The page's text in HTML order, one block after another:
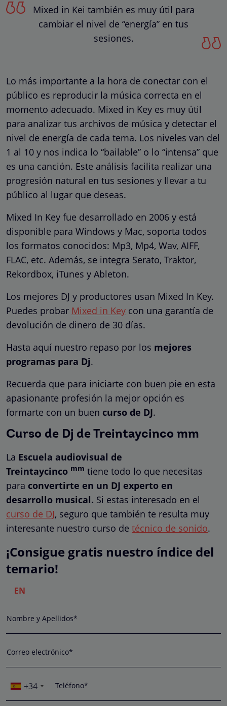
Mixed in Kei también es muy útil para
cambiar el nivel de “energía” en tus
sesiones.
Lo más importante a la hora de conectar con el
público es reproducir la música correcta en el
momento adecuado. Mixed in Key es muy útil
para analizar tus archivos de música y detectar el
nivel de energía de cada tema. Los niveles van del
1 al 10 y nos indica lo “bailable” o lo “intensa” que
es una canción. Este análisis facilita realizar una
progresión natural en tus sesiones y llevar a tu
público al lugar que deseas.
Mixed In Key fue desarrollado en 2006 y está
disponible para Windows y Mac, soporta todos
los formatos conocidos: Mp3, Mp4, Wav, AIFF,
FLAC, etc. Además, se integra Serato, Traktor,
Rekordbox, iTunes y Ableton.
Los mejores DJ y productores usan Mixed In Key.
Puedes probar Mixed in Key con una garantía de
devolución de dinero de 30 días.
Hasta aquí nuestro repaso por los mejores
programas para Dj.
Recuerda que para iniciarte con buen pie en esta
apasionante profesión la mejor opción es
formarte con un buen curso de DJ.
Curso de Dj de Treintaycinco mm
La Escuela audiovisual de
Treintaycinco mm tiene todo lo que necesitas
para convertirte en un DJ experto en
desarrollo musical. Si estas interesado en el
curso de DJ, seguro que también te resulta muy
interesante nuestro curso de técnico de sonido.
¡Consigue gratis nuestro índice del
temario!
EN
Nombre y Apellidos*
Correo electrónico*
+34 Teléfono*